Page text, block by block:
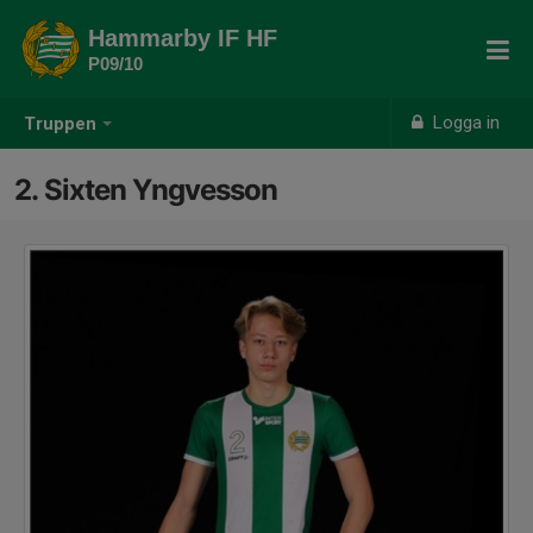
Truppen Logga in
Hammarby IF HF
P09/10
2. Sixten Yngvesson